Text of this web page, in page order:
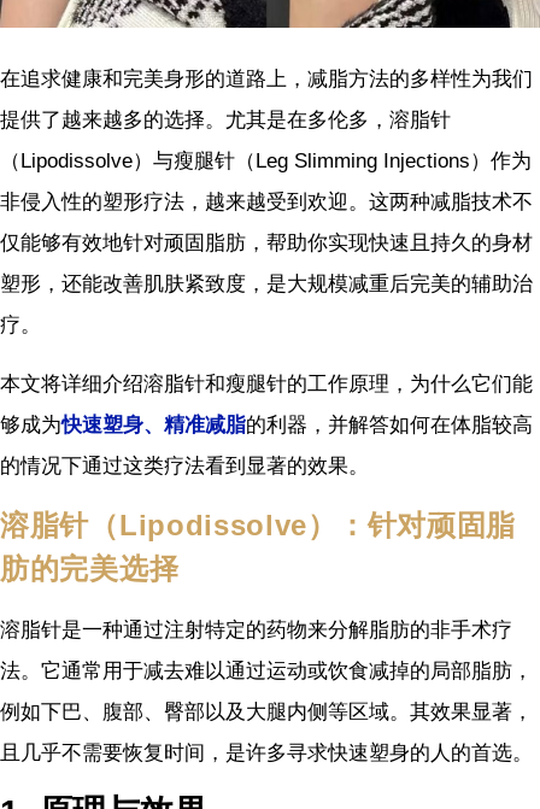
在追求健康和完美身形的道路上，减脂方法的多样性为我们
提供了越来越多的选择。尤其是在多伦多，溶脂针
（Lipodissolve）与瘦腿针（Leg Slimming Injections）作为
非侵入性的塑形疗法，越来越受到欢迎。这两种减脂技术不
仅能够有效地针对顽固脂肪，帮助你实现快速且持久的身材
塑形，还能改善肌肤紧致度，是大规模减重后完美的辅助治
疗。
本文将详细介绍溶脂针和瘦腿针的工作原理，为什么它们能
够成为快速塑身、精准减脂的利器，并解答如何在体脂较高
的情况下通过这类疗法看到显著的效果。
溶脂针（Lipodissolve）：针对顽固脂
肪的完美选择
溶脂针是一种通过注射特定的药物来分解脂肪的非手术疗
法。它通常用于减去难以通过运动或饮食减掉的局部脂肪，
例如下巴、腹部、臀部以及大腿内侧等区域。其效果显著，
且几乎不需要恢复时间，是许多寻求快速塑身的人的首选。